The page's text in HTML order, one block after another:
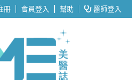
冊 會員登入 幫助 醫師登入